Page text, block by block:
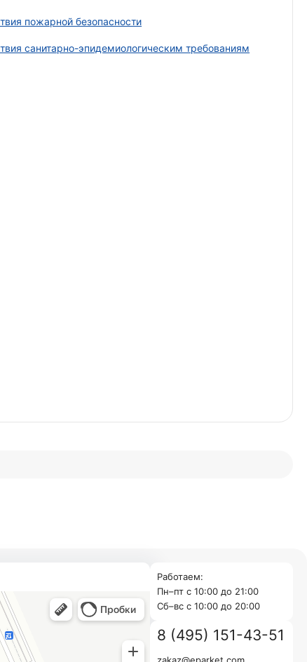
пожарной безопасности
санитарно-эпидемиологическим требованиям
Работаем:
Пн–пт с 10:00 до 21:00
Cб–вс с 10:00 до 20:00
8 (495) 151-43-51